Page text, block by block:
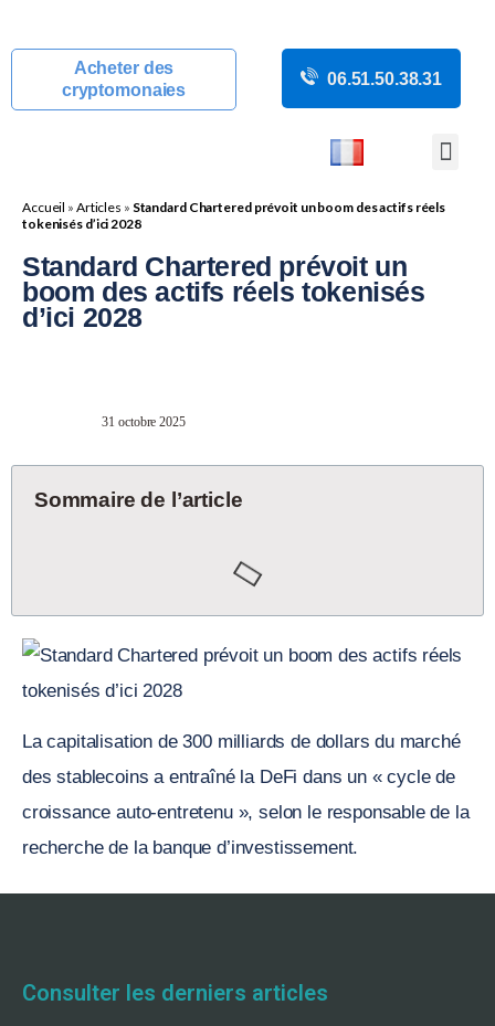
Acheter des
cryptomonaies
06.51.50.38.31
Accueil » Articles » Standard Chartered prévoit un boom des actifs réels
tokenisés d’ici 2028
Standard Chartered prévoit un
boom des actifs réels tokenisés
d’ici 2028
31 octobre 2025
Sommaire de l’article
La capitalisation de 300 milliards de dollars du marché
des stablecoins a entraîné la DeFi dans un « cycle de
croissance auto-entretenu », selon le responsable de la
recherche de la banque d’investissement.
Consulter les derniers articles